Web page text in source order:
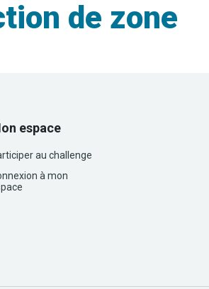
de zone
espace
au challenge
à mon